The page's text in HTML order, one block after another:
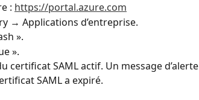
: https://portal.azure.com
→ Applications d’entreprise.
».
».
certificat SAML actif. Un message d’alerte
SAML a expiré.